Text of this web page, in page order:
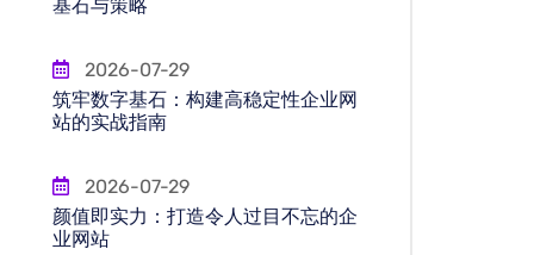
基石与策略
2026-07-29
筑牢数字基石：构建高稳定性企业网
站的实战指南
2026-07-29
颜值即实力：打造令人过目不忘的企
业网站